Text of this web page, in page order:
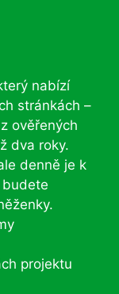
nabízí
stránkách –
ověřených
dva roky.
denně je k
budete
projektu